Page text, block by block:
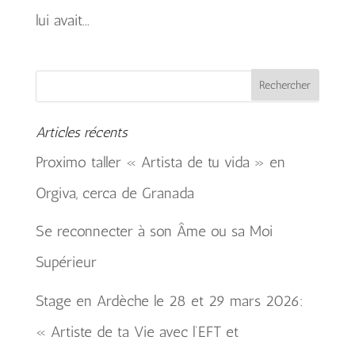
lui avait...
Articles récents
Proximo taller « Artista de tu vida » en
Orgiva, cerca de Granada
Se reconnecter à son Âme ou sa Moi
Supérieur
Stage en Ardèche le 28 et 29 mars 2026:
« Artiste de ta Vie avec l’EFT et